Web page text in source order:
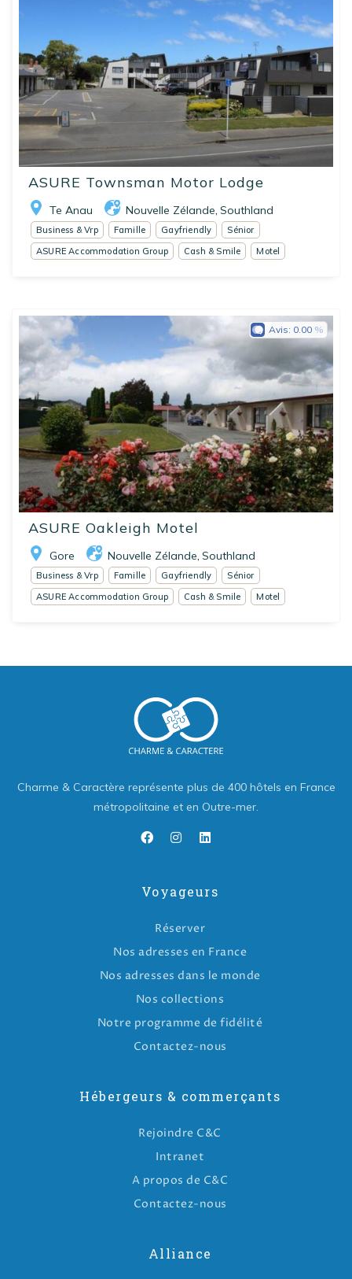
ASURE Townsman Motor Lodge
Te Anau Nouvelle Zélande, Southland
Business & Vrp Famille Gayfriendly
Sénior
ASURE Accommodation Group
Cash & Smile Motel
ASURE Oakleigh Motel
Gore Nouvelle Zélande, Southland
Avis: 0.00
Business & Vrp Famille Gayfriendly
Sénior
ASURE Accommodation Group
Cash & Smile Motel
Charme & Caractère représente plus de 400 hôtels en France
métropolitaine et en Outre-mer.
Voyageurs
Réserver
Nos adresses en France
Nos adresses dans le monde
Nos collections
Notre programme de fidélité
Contactez-nous
Hébergeurs & commerçants
Rejoindre C&C
Intranet
A propos de C&C
Contactez-nous
Alliance